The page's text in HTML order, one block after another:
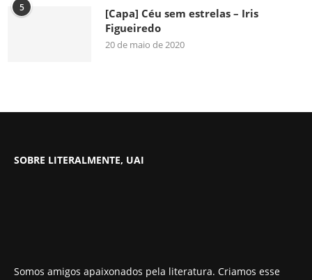
5
[Capa] Céu sem estrelas – Iris
Figueiredo
20 de maio de 2020
SOBRE LITERALMENTE, UAI
Somos amigos apaixonados pela literatura. Criamos esse